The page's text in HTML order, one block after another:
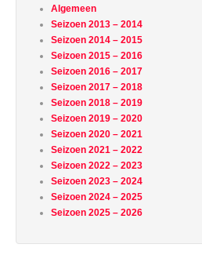
Algemeen
Seizoen 2013 – 2014
Seizoen 2014 – 2015
Seizoen 2015 – 2016
Seizoen 2016 – 2017
Seizoen 2017 – 2018
Seizoen 2018 – 2019
Seizoen 2019 – 2020
Seizoen 2020 – 2021
Seizoen 2021 – 2022
Seizoen 2022 – 2023
Seizoen 2023 – 2024
Seizoen 2024 – 2025
Seizoen 2025 – 2026